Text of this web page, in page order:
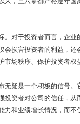
。对于投资者而言，企
损害投资者的利益，
市场秩序、保护投资者权
疑是一个积极的信号
资者对公司的信任，
和业绩增长情况，而